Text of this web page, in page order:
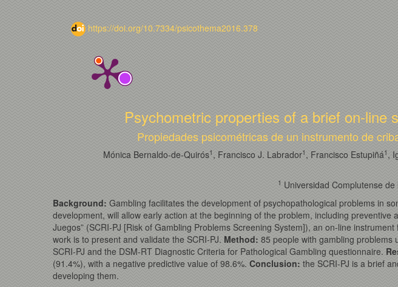
https://doi.org/10.7334/psicothema2016.378
Psychometric properties of a brief on-line
Propiedades psicométricas de un instrumento de
Mónica Bernaldo-de-Quirós1 , Francisco J. Labrador1 , Francisco Estupiñá1 ,
1 Universidad Complutense
Background: Gambling facilitates the development of psychopathological problems in
development, will allow early action at the beginning of the problem, including
Juegos” (SCRI-PJ [Risk of Gambling Problems Screening System]), an on-line
work is to present and validate the SCRI-PJ. Method: 85 people with gambling problems
SCRI-PJ and the DSM-RT Diagnostic Criteria for Pathological Gambling questionnaire.
(91.4%), with a negative predictive value of 98.6%. Conclusion: the SCRI-PJ is a brief
developing them.